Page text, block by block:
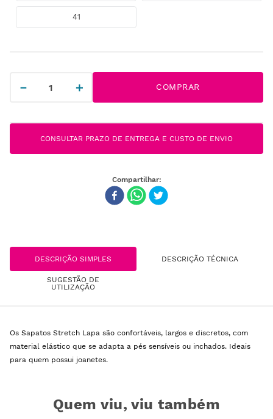
41
＋
－ COMPRAR
CONSULTAR PRAZO DE ENTREGA E CUSTO DE ENVIO
DESCRIÇÃO SIMPLES DESCRIÇÃO TÉCNICA
SUGESTÃO DE
UTILIZAÇÃO
Os Sapatos Stretch Lapa são confortáveis, largos e discretos, com
material elástico que se adapta a pés sensíveis ou inchados. Ideais
para quem possui joanetes.
Quem viu, viu também